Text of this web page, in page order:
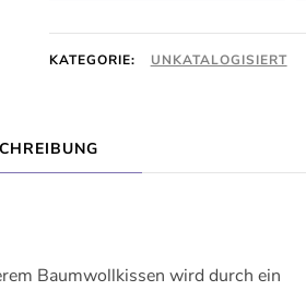
KATEGORIE: UNKATALOGISIERT
Baumwollkissen wird durch ein